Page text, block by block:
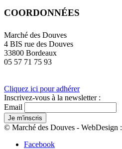
COORDONNÉES
Marché des Douves
4 BIS rue des Douves
33800 Bordeaux
05 57 71 75 93
Cliquez ici pour adhérer
Inscrivez-vous à la newsletter :
Email
© Marché des Douves - WebDesign :
Facebook